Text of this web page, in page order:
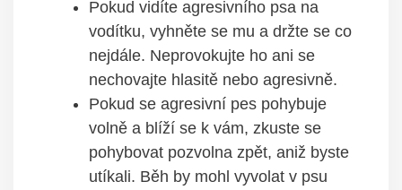
Pokud vidíte agresivního‍ psa na
vodítku, vyhněte se mu‍ a držte se co
nejdále. Neprovokujte ho ani ‌se
nechovajte hlasitě ‌nebo agresivně.
Pokud‌ se agresivní pes pohybuje
volně a blíží ⁣se k vám, zkuste se
‍pohybovat pozvolna zpět, aniž byste
utíkali. Běh by mohl⁤ vyvolat v psu‍